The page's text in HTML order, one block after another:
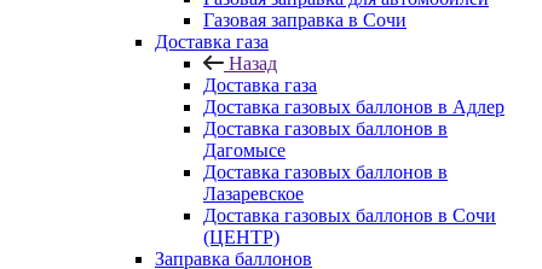
Газовая заправка в Сочи
Доставка газа
Назад
Доставка газа
Доставка газовых баллонов в Адлер
Доставка газовых баллонов в
Дагомысе
Доставка газовых баллонов в
Лазаревское
Доставка газовых баллонов в Сочи
(ЦЕНТР)
Заправка баллонов